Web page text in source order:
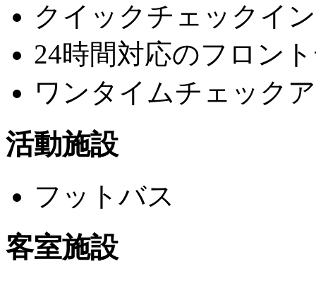
クイックチェックイ
24時間対応のフロン
ワンタイムチェック
活動施設
フットバス
客室施設